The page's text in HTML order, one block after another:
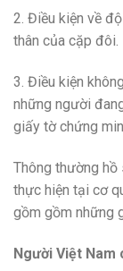
2. Điều kiện về
thân của cặp đôi.
3. Điều kiện
những người
giấy tờ chứng
Thông thường
thực hiện tại cơ
gồm gồm những
Người Việt Nam